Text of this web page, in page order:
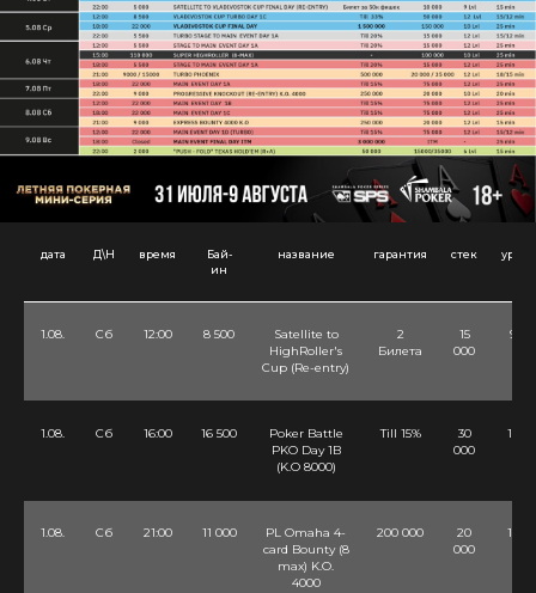
дата Д\Н время
Бай-
ин
название гарантия стек
1.08. Сб 12:00 8 500
Satellite to
HighRoller's
Cup (Re-entry)
2
Билета
15
000
9 Lvl
1.08. Сб 16:00 16 500
Poker Battle
PKO Day 1B
(K.O 8000)
Till 15%
30
000
12
1.08. Сб 21:00 11 000
PL Omaha 4-
card Bounty (8
max) K.O.
4000
200 000
20
000
10